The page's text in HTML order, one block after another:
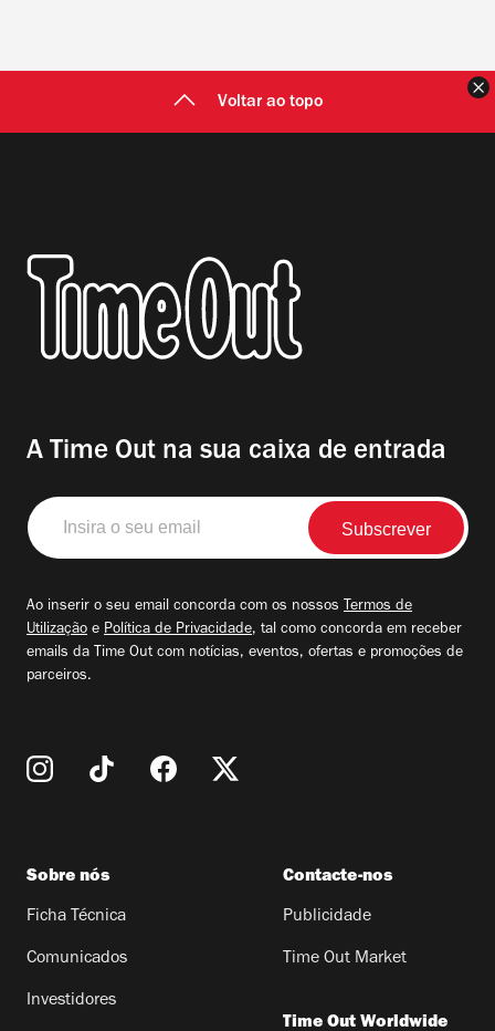
Voltar ao topo
A Time Out na sua caixa de entrada
Insira
o
seu
Ao inserir o seu email concorda com os nossos Termos de
Utilização e Política de Privacidade, tal como concorda em receber
emails da Time Out com notícias, eventos, ofertas e promoções de
parceiros.
Sobre nós
Ficha Técnica
Comunicados
Investidores
Contacte-nos
Publicidade
Time Out Market
Time Out Worldwide